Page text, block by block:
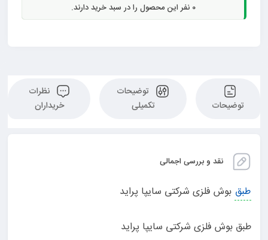
0 نفر این محصول را در سبد خرید دارند.
توضیحات
توضیحات
تکمیلی
نظرات
خریداران
نقد و بررسی اجمالی
طبق بوش فلزی شرکتی سایپا پراید
طبق بوش فلزی شرکتی سایپا پراید